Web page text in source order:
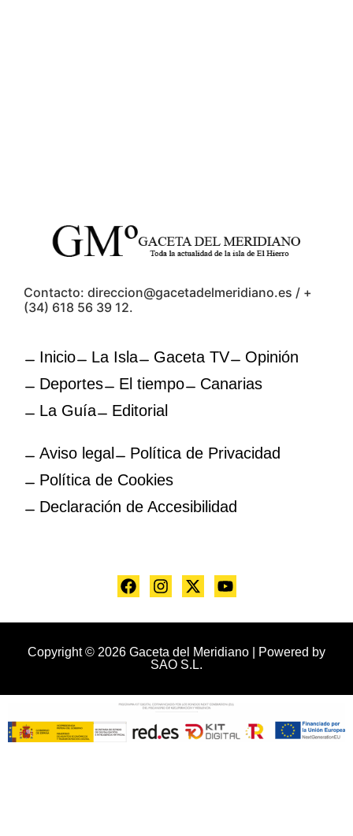
Contacto: direccion@gacetadelmeridiano.es / +
(34) 618 56 39 12.
Inicio La Isla Gaceta TV
Opinión
Deportes
El tiempo
Canarias
La Guía
Editorial
Aviso legal
Política de Privacidad
Política de Cookies
Declaración de Accesibilidad
Copyright © 2026 Gaceta del Meridiano | Powered by
SAO S.L.